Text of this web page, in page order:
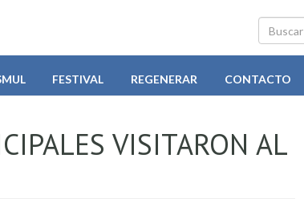
Buscar
FESTIVAL REGENERAR CONTACTO
VISITARON AL